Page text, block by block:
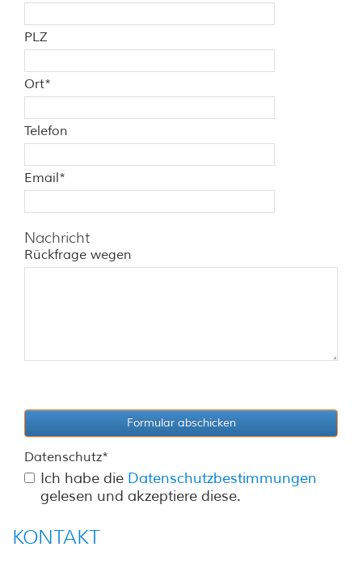
PLZ
Ort*
Telefon
Email*
Nachricht
Rückfrage wegen
Datenschutz*
Ich habe die Datenschutzbestimmungen
gelesen und akzeptiere diese.
KONTAKT